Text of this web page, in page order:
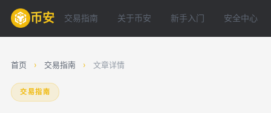
币安 交易指南 关于币安 新手入门 安全中心
首页 › 交易指南 › 文章详情
交易指南